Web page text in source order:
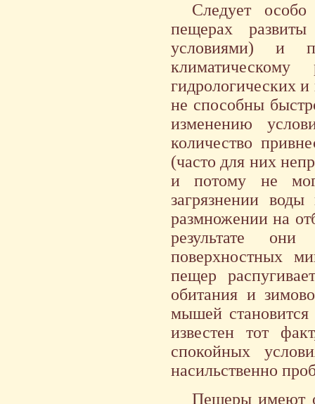
Следует
пещерах
условиями) и
гидрологических
не способны
изменению
количество
(часто для них
и потому не
загрязнении
размножении на
результате
поверхностных
пещер
обитания и
мышей
известен тот
спокойных
насильственно
Пещеры имеют